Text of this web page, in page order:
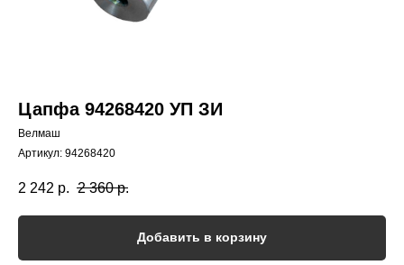
Цапфа 94268420 УП ЗИ
Велмаш
Артикул: 94268420
2 242 р. 2 360 р.
Добавить в корзину